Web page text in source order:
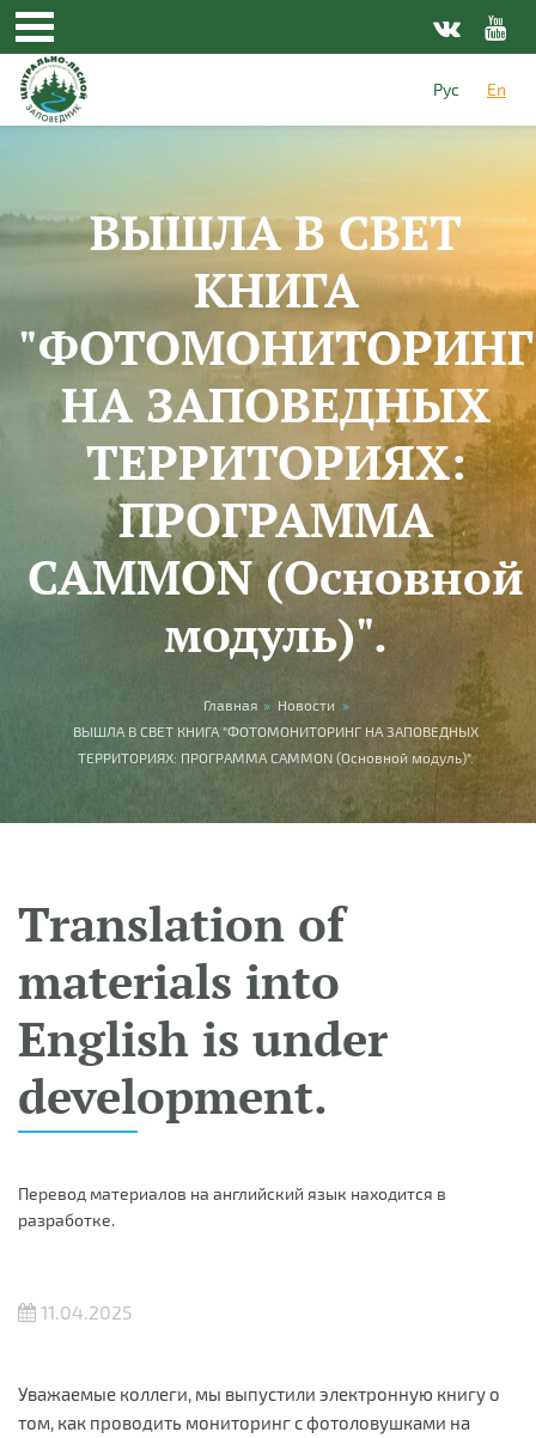
Skip to main content
Рус
En
ВЫШЛА В СВЕТ
КНИГА
"ФОТОМОНИТОРИНГ
НА ЗАПОВЕДНЫХ
ТЕРРИТОРИЯХ:
ПРОГРАММА
CAMMON (Основной
модуль)".
You are hereГлавная » Новости »
ВЫШЛА В СВЕТ КНИГА "ФОТОМОНИТОРИНГ НА ЗАПОВЕДНЫХ
ТЕРРИТОРИЯХ: ПРОГРАММА CAMMON (Основной модуль)".
Translation of
materials into
English is under
development.
Перевод материалов на английский язык находится в
разработке.
11.04.2025
Уважаемые коллеги, мы выпустили электронную книгу о
том, как проводить мониторинг с фотоловушками на